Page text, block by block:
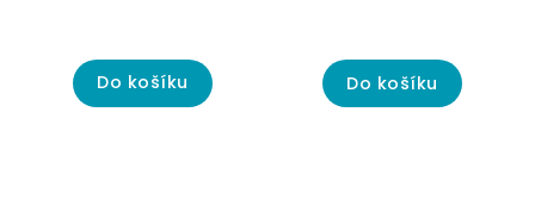
Do košíku Do košíku